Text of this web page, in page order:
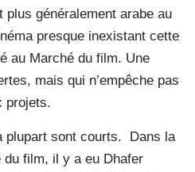
plus généralement arabe au
presque inexistant cette
au Marché du film. Une
mais qui n’empêche pas
projets.
plupart sont courts.
Dans la
du film, il y a eu Dhafer